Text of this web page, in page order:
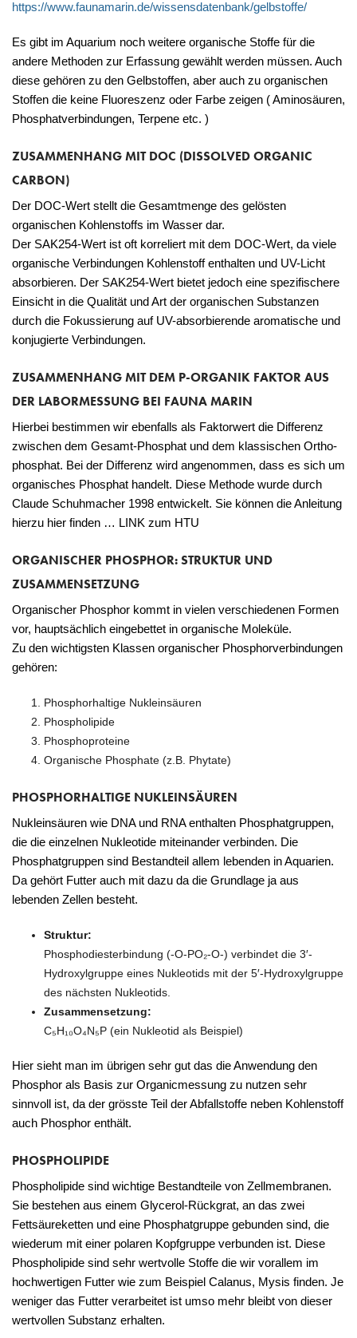
https://www.faunamarin.de/wissensdatenbank/gelbstoffe/
Es gibt im Aquarium noch weitere organische Stoffe für die
andere Methoden zur Erfassung gewählt werden müssen. Auch
diese gehören zu den Gelbstoffen, aber auch zu organischen
Stoffen die keine Fluoreszenz oder Farbe zeigen ( Aminosäuren,
Phosphatverbindungen, Terpene etc. )
ZUSAMMENHANG MIT DOC (DISSOLVED ORGANIC
CARBON)
Der DOC-Wert stellt die Gesamtmenge des gelösten
organischen Kohlenstoffs im Wasser dar.
Der SAK254-Wert ist oft korreliert mit dem DOC-Wert, da viele
organische Verbindungen Kohlenstoff enthalten und UV-Licht
absorbieren. Der SAK254-Wert bietet jedoch eine spezifischere
Einsicht in die Qualität und Art der organischen Substanzen
durch die Fokussierung auf UV-absorbierende aromatische und
konjugierte Verbindungen.
ZUSAMMENHANG MIT DEM P-ORGANIK FAKTOR AUS
DER LABORMESSUNG BEI FAUNA MARIN
Hierbei bestimmen wir ebenfalls als Faktorwert die Differenz
zwischen dem Gesamt-Phosphat und dem klassischen Ortho-
phosphat. Bei der Differenz wird angenommen, dass es sich um
organisches Phosphat handelt. Diese Methode wurde durch
Claude Schuhmacher 1998 entwickelt. Sie können die Anleitung
hierzu hier finden … LINK zum HTU
ORGANISCHER PHOSPHOR: STRUKTUR UND
ZUSAMMENSETZUNG
Organischer Phosphor kommt in vielen verschiedenen Formen
vor, hauptsächlich eingebettet in organische Moleküle.
Zu den wichtigsten Klassen organischer Phosphorverbindungen
gehören:
Phosphorhaltige Nukleinsäuren
Phospholipide
Phosphoproteine
Organische Phosphate (z.B. Phytate)
PHOSPHORHALTIGE NUKLEINSÄUREN
Nukleinsäuren wie DNA und RNA enthalten Phosphatgruppen,
die die einzelnen Nukleotide miteinander verbinden. Die
Phosphatgruppen sind Bestandteil allem lebenden in Aquarien.
Da gehört Futter auch mit dazu da die Grundlage ja aus
lebenden Zellen besteht.
Struktur:
Phosphodiesterbindung (-O-PO₂-O-) verbindet die 3′-
Hydroxylgruppe eines Nukleotids mit der 5′-Hydroxylgruppe
des nächsten Nukleotids.
Zusammensetzung:
C₅H₁₀O₄N₅P (ein Nukleotid als Beispiel)
Hier sieht man im übrigen sehr gut das die Anwendung den
Phosphor als Basis zur Organicmessung zu nutzen sehr
sinnvoll ist, da der grösste Teil der Abfallstoffe neben Kohlenstoff
auch Phosphor enthält.
PHOSPHOLIPIDE
Phospholipide sind wichtige Bestandteile von Zellmembranen.
Sie bestehen aus einem Glycerol-Rückgrat, an das zwei
Fettsäureketten und eine Phosphatgruppe gebunden sind, die
wiederum mit einer polaren Kopfgruppe verbunden ist. Diese
Phospholipide sind sehr wertvolle Stoffe die wir vorallem im
hochwertigen Futter wie zum Beispiel Calanus, Mysis finden. Je
weniger das Futter verarbeitet ist umso mehr bleibt von dieser
wertvollen Substanz erhalten.